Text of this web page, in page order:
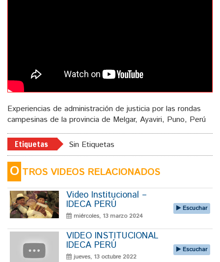
Experiencias de administración de justicia por las rondas
campesinas de la provincia de Melgar, Ayaviri, Puno, Perú
Etiquetas Sin Etiquetas
O TROS VIDEOS RELACIONADOS
Video Institucional –
IDECA PERÚ
miércoles, 13 marzo 2024
Escuchar
VIDEO INSTITUCIONAL
IDECA PERÚ
jueves, 13 octubre 2022
Escuchar